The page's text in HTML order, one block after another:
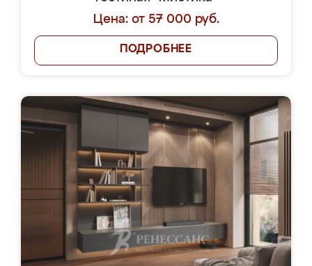
Цена: от 57 000 руб.
ПОДРОБНЕЕ